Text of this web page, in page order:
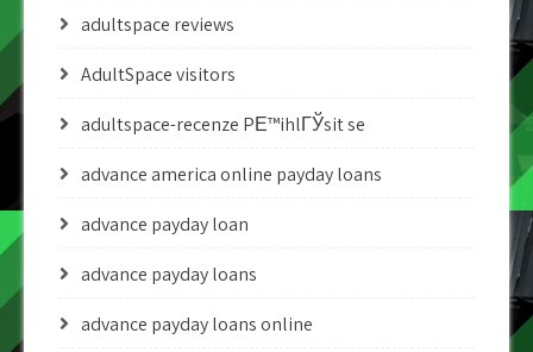
adultspace reviews
AdultSpace visitors
adultspace-recenze PЕ™ihlГЎsit se
advance america online payday loans
advance payday loan
advance payday loans
advance payday loans online